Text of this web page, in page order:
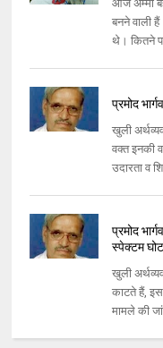
आज अम्मा
बनने वाली
थे। कितने
प्रमोद
खुली
वक्‍त इनकी
उदारता व
प्रमोद
स्‍पेक्‍टम
खुली
काटते हैं,
मामले की